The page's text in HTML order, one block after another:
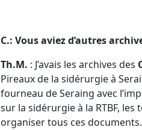
C.: Vous aviez d’autres
Th.M. : J’avais les archives des
Pireaux de la sidérurgie à
fourneau de Seraing avec
sur la sidérurgie à la RTBF,
organiser tous ces documents.